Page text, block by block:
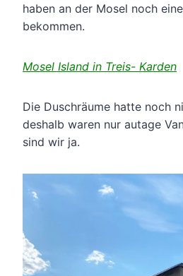
haben an der Mosel noch
bekommen.
Mosel Island in Treis- Karden
Die Duschräume hatte noch
deshalb waren nur autage
sind wir ja.